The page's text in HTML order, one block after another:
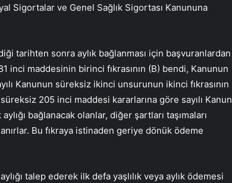
Sigortalar ve Genel Sağlık Sigortası Kanununa
tarihten sonra aylık bağlanması için başvuranlardan
inci maddesinin birinci fıkrasının (B) bendi, Kanunun
Kanunun süreksiz ikinci unsurunun ikinci fıkrasının
205 inci maddesi kararlarına göre sayılı Kanun
bağlanacak olanlar, diğer şartları taşımaları
Bu fıkraya istinaden geriye dönük ödeme
talep ederek ilk defa yaşlılık veya aylık ödemesi